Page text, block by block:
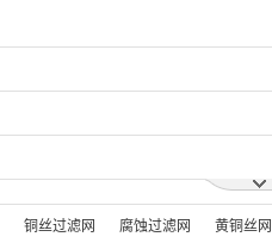
铜丝过滤网 腐蚀过滤网 黄铜丝网